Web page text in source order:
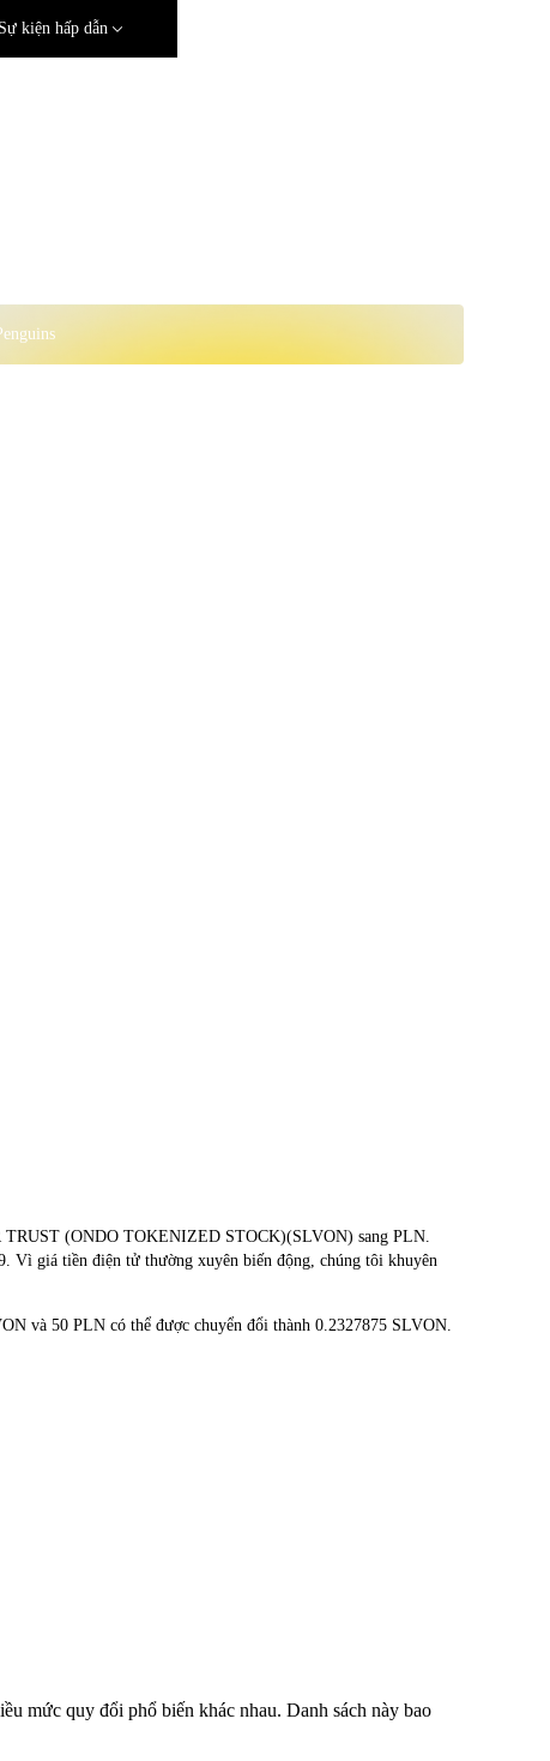
Sự kiện hấp dẫn
TRUST (ONDO TOKENIZED STOCK)(SLVON) sang PLN.
Vì giá tiền điện tử thường xuyên biến động, chúng tôi khuyên
và 50 PLN có thể được chuyển đổi thành 0.2327875 SLVON.
mức quy đổi phổ biến khác nhau. Danh sách này bao